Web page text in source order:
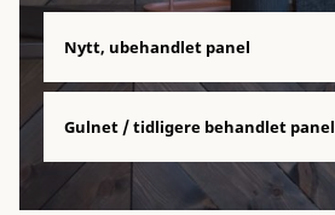
Nytt, ubehandlet panel
Gulnet / tidligere behandlet panel